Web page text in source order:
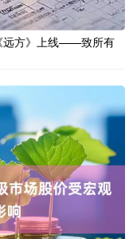
远方》上线——致所有